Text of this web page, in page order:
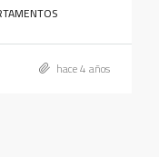
hace 4 años